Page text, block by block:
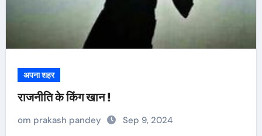
अपना शहर
राजनीति के किंग खान !
om prakash pandey Sep 9, 2024